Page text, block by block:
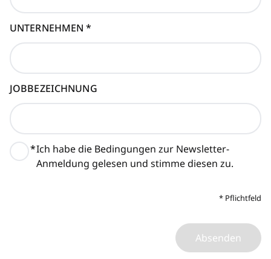
UNTERNEHMEN*
JOBBEZEICHNUNG
*Ich habe die Bedingungen zur Newsletter-
Anmeldung gelesen und stimme diesen zu.
* Pflichtfeld
Absenden